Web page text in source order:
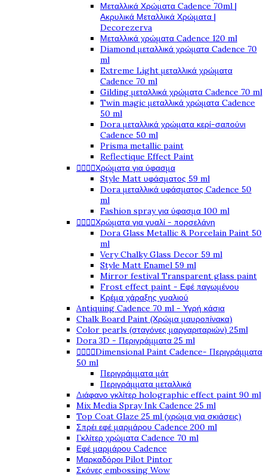
Μεταλλικά Χρώματα Cadence 70ml |
Ακρυλικά Μεταλλικά Χρώματα |
Decorezerva
Μεταλλικά χρώματα Cadence 120 ml
Diamond μεταλλικά χρώματα Cadence 70
ml
Extreme Light μεταλλικά χρώματα
Cadence 70 ml
Gilding μεταλλικά χρώματα Cadence 70 ml
Twin magic μεταλλικά χρώματα Cadence
50 ml
Dora μεταλλικά χρώματα κερί-σαπούνι
Cadence 50 ml
Prisma metallic paint
Reflectique Effect Paint
Χρώματα για ύφασμα
Style Matt υφάσματος 59 ml
Dora μεταλλικά υφάσματος Cadence 50
ml
Fashion spray για ύφασμα 100 ml
Χρώματα για γυαλί - πορσελάνη
Dora Glass Metallic & Porcelain Paint 50
ml
Very Chalky Glass Decor 59 ml
Style Matt Enamel 59 ml
Mirror festival Transparent glass paint
Frost effect paint - Εφέ παγωμένου
Κρέμα χάραξης γυαλιού
Antiquing Cadence 70 ml - Υγρή κάσια
Chalk Board Paint (Χρώμα μαυροπίνακα)
Color pearls (σταγόνες μαργαριταριών) 25ml
Dora 3D - Περιγράμματα 25 ml
Dimensional Paint Cadence- Περιγράμματα
50 ml
Περιγράμματα μάτ
Περιγράμματα μεταλλικά
Διάφανο γκλίτερ holographic effect paint 90 ml
Mix Media Spray Ink Cadence 25 ml
Top Coat Glaze 25 ml (χρώμα για σκιάσεις)
Σπρέι εφέ μαρμάρου Cadence 200 ml
Γκλίτερ χρώματα Cadence 70 ml
Εφέ μαρμάρου Cadence
Μαρκαδόροι Pilot Pintor
Σκόνες embossing Wow